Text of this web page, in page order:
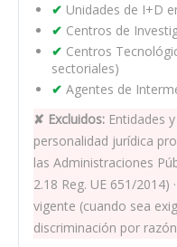
Unidades de I+D
Centros de
Centros
sectoriales)
Agentes de
✘ Excluidos: Entidades
personalidad jurídica
las Administraciones
2.18 Reg. UE 651/2014)
vigente (cuando sea
discriminación por